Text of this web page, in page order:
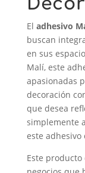
El adhesivo
buscan
en sus
Malí, este
apasionadas
decoración
que desea
simplemente
este adhesivo
Este